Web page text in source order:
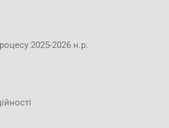
2025-2026 н.р.